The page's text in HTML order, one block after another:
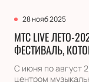
28 нояб 2025
МТС LIVE ЛЕТО-
ФЕСТИВАЛЬ,
С июня по август
центром